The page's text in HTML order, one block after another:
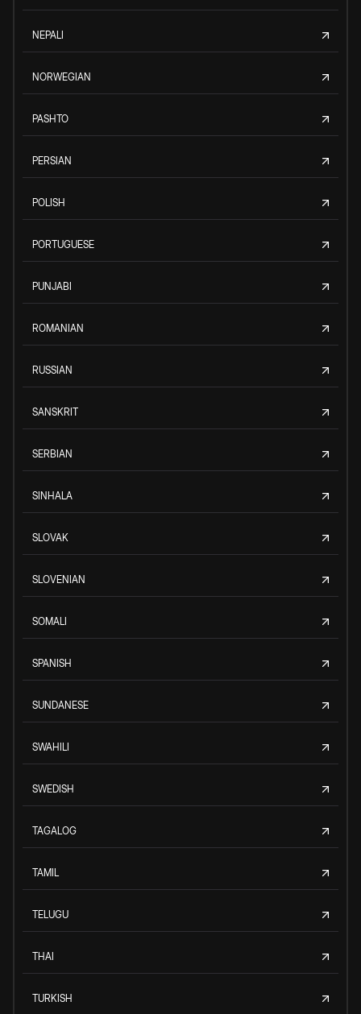
NEPALI
NORWEGIAN
PASHTO
PERSIAN
POLISH
PORTUGUESE
PUNJABI
ROMANIAN
RUSSIAN
SANSKRIT
SERBIAN
SINHALA
SLOVAK
SLOVENIAN
SOMALI
SPANISH
SUNDANESE
SWAHILI
SWEDISH
TAGALOG
TAMIL
TELUGU
THAI
TURKISH